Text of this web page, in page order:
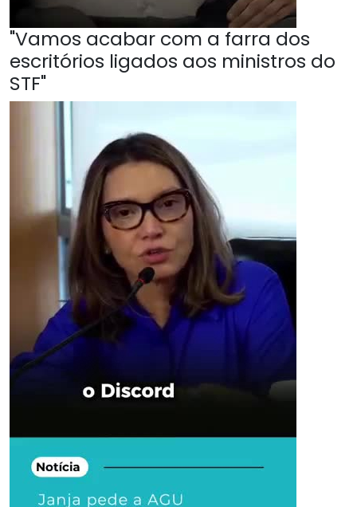
"Vamos acabar com a farra dos
escritórios ligados aos ministros do
STF"